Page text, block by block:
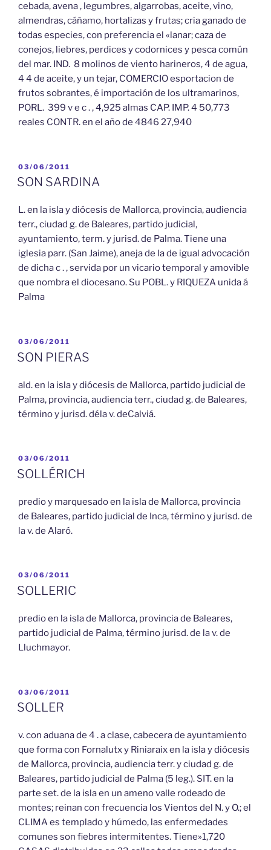
cebada, avena , legumbres, algarrobas, aceite, vino,
almendras, cáñamo, hortalizas y frutas; cria ganado de
todas especies, con preferencia el «lanar; caza de
conejos, liebres, perdices y codornices y pesca común
del mar. IND. 8 molinos de viento harineros, 4 de agua,
4 4 de aceite, y un tejar, COMERCIO esportacion de
frutos sobrantes, é importación de los ultramarinos,
PORL. 399 v e c . , 4,925 almas CAP. IMP. 4 50,773
reales CONTR. en el año de 4846 27,940
PUBLICADO
EL
03/06/2011
SON SARDINA
L. en la isla y diócesis de Mallorca, provincia, audiencia
terr., ciudad g. de Baleares, partido judicial,
ayuntamiento, term. y jurisd. de Palma. Tiene una
iglesia parr. (San Jaime), aneja de la de igual advocación
de dicha c . , servida por un vicario temporal y amovible
que nombra el diocesano. Su POBL. y RIQUEZA unida á
Palma
PUBLICADO
EL
03/06/2011
SON PIERAS
ald. en la isla y diócesis de Mallorca, partido judicial de
Palma, provincia, audiencia terr., ciudad g. de Baleares,
término y jurisd. déla v. deCalviá.
PUBLICADO
EL
03/06/2011
SOLLÉRICH
predio y marquesado en la isla de Mallorca, provincia
de Baleares, partido judicial de Inca, término y jurisd. de
la v. de Alaró.
PUBLICADO
EL
03/06/2011
SOLLERIC
predio en la isla de Mallorca, provincia de Baleares,
partido judicial de Palma, término jurisd. de la v. de
Lluchmayor.
PUBLICADO
EL
03/06/2011
SOLLER
v. con aduana de 4 . a clase, cabecera de ayuntamiento
que forma con Fornalutx y Riniaraix en la isla y diócesis
de Mallorca, provincia, audiencia terr. y ciudad g. de
Baleares, partido judicial de Palma (5 leg.). SIT. en la
parte set. de la isla en un ameno valle rodeado de
montes; reinan con frecuencia los Vientos del N. y O.; el
CLIMA es templado y húmedo, las enfermedades
comunes son fiebres intermitentes. Tiene»1,720